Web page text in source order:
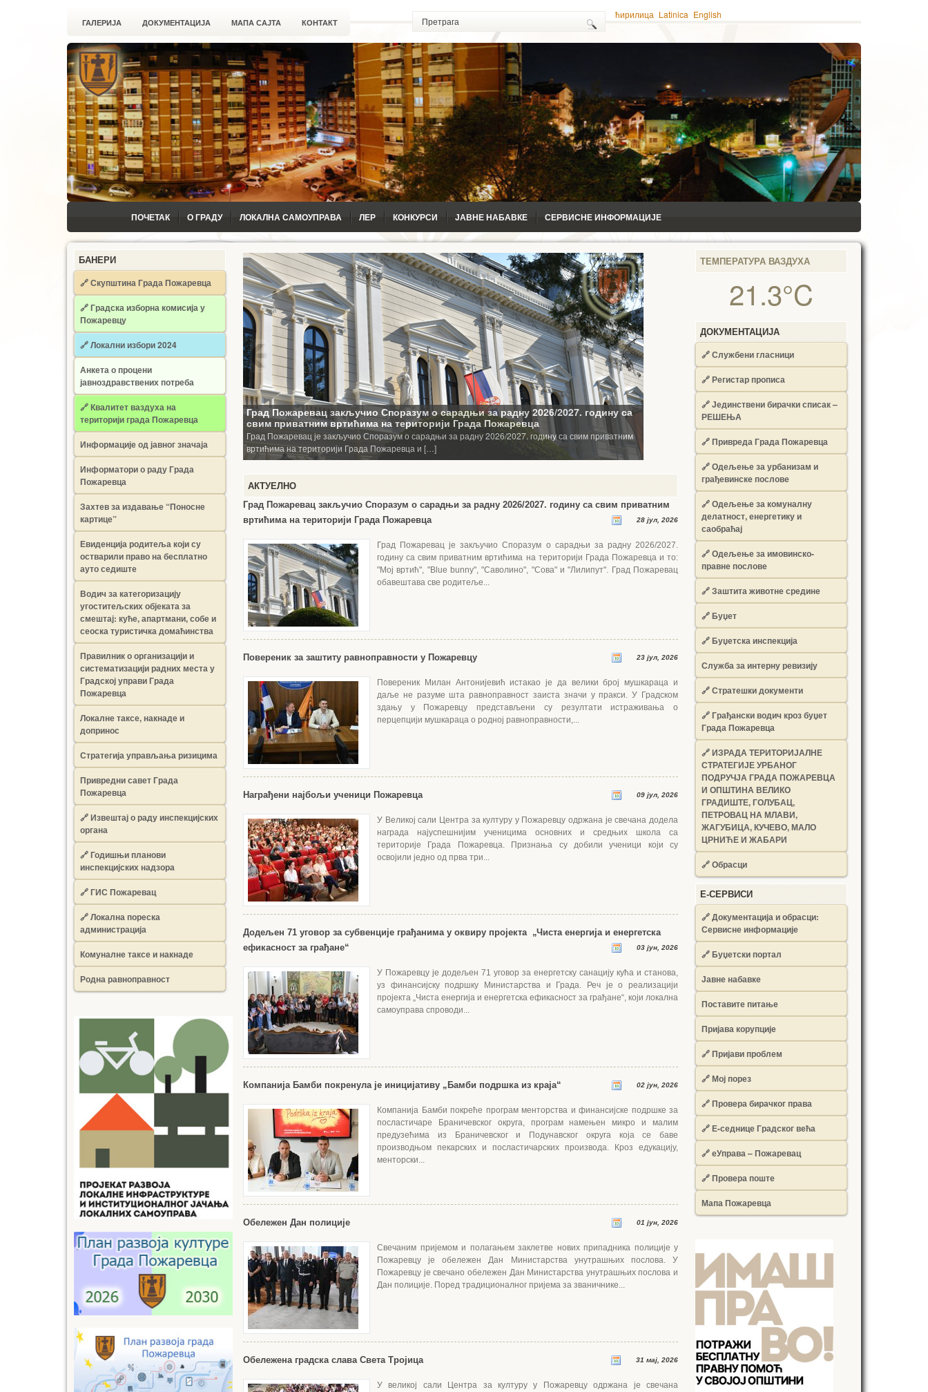
ГАЛЕРИЈА ДОКУМЕНТАЦИЈА МАПА САЈТА КОНТАКТ
ћирилица Latinica English
ПОЧЕТАК О ГРАДУ ЛОКАЛНА САМОУПРАВА ЛЕР КОНКУРСИ ЈАВНЕ НАБАВКЕ СЕРВИСНЕ ИНФОРМАЦИЈЕ
БАНЕРИ
🔗 Скупштина Града Пожаревца
🔗Градска изборна комисија у
Пожаревцу
🔗 Локални избори 2024
Анкета о процени
јавноздравствених потреба
🔗 Квалитет ваздуха на
територији града Пожаревца
Информације од јавног значаја
Информатори о раду Града
Пожаревца
Захтев за издавање “Поносне
картице”
Евиденција родитеља који су
остварили право на бесплатно
ауто седиште
Водич за категоризацију
угоститељских објеката за
смештај: куће, апартмани, собе и
сеоска туристичка домаћинства
Правилник о организацији и
систематизацији радних места у
Градској управи Града
Пожаревца
Локалне таксе, накнаде и
допринос
Стратегија управљања ризицима
Привредни савет Града
Пожаревца
🔗Извештај о раду инспекцијских
органа
🔗Годишњи планови
инспекцијских надзора
🔗 ГИС Пожаревац
🔗 Локална пореска
администрација
Комуналне таксе и накнаде
Родна равноправност
Град Пожаревац закључио Споразум о сарадњи за радну 2026/2027. годину са
свим приватним вртићима на територији Града Пожаревца
Град Пожаревац је закључио Споразум о сарадњи за радну 2026/2027. годину са свим приватним
вртићима на територији Града Пожаревца и […]
АКТУЕЛНО
Град Пожаревац закључио Споразум о сарадњи за радну 2026/2027. годину са свим приватним
вртићима на територији Града Пожаревца
28 јул, 2026
Град Пожаревац је закључио Споразум о сарадњи за радну 2026/2027.
годину са свим приватним вртићима на територији Града Пожаревца и то:
"Мој вртић", "Blue bunny", "Саволино", "Сова" и "Лилипут". Град Пожаревац
обавештава све родитеље...
Повереник за заштиту равноправности у Пожаревцу 23 јул, 2026
Повереник Милан Антонијевић истакао је да велики број мушкараца и
даље не разуме шта равноправност заиста значи у пракси. У Градском
здању у Пожаревцу представљени су резултати истраживања о
перцепцији мушкараца о родној равноправности,...
Награђени најбољи ученици Пожаревца 09 јул, 2026
У Великој сали Центра за културу у Пожаревцу одржана је свечана додела
награда најуспешнијим ученицима основних и средњих школа са
територије Града Пожаревца. Признања су добили ученици који су
освојили једно од прва три...
Додељен 71 уговор за субвенције грађанима у оквиру пројекта „Чиста енергија и енергетска
ефикасност за грађане“
03 јун, 2026
У Пожаревцу је додељен 71 уговор за енергетску санацију кућа и станова,
уз финансијску подршку Министарства и Града. Реч је о реализацији
пројекта „Чиста енергија и енергетска ефикасност за грађане“, који локална
самоуправа спроводи...
Компанија Бамби покренула је иницијативу „Бамби подршка из краја“ 02 јун, 2026
Компанија Бамби покреће програм менторства и финансијске подршке за
посластичаре Браничевског округа, програм намењен микро и малим
предузећима из Браничевског и Подунавског округа која се баве
производњом пекарских и посластичарских производа. Кроз едукацију,
менторски...
Обележен Дан полиције 01 јун, 2026
Свечаним пријемом и полагањем заклетве нових припадника полиције у
Пожаревцу је обележен Дан Министарства унутрашњих послова. У
Пожаревцу је свечано обележен Дан Министарства унутрашњих послова и
Дан полиције. Поред традиционалног пријема за званичнике...
Обележена градска слава Света Тројица 31 мај, 2026
У великој сали Центра за културу у Пожаревцу одржана је свечана
ТЕМПЕРАТУРА ВАЗДУХА
21.3°C
ДОКУМЕНТАЦИЈА
🔗Службени гласници
🔗Регистар прописа
🔗Јединствени бирачки списак –
РЕШЕЊА
🔗Привреда Града Пожаревца
🔗Одељење за урбанизам и
грађевинске послове
🔗Одељење за комуналну
делатност, енергетику и
саобраћај
🔗Одељење за имовинско-
правне послове
🔗Заштита животне средине
🔗Буџет
🔗Буџетска инспекција
Служба за интерну ревизију
🔗Стратешки документи
🔗Грађански водич кроз буџет
Града Пожаревца
🔗ИЗРАДА ТЕРИТОРИЈАЛНЕ
СТРАТЕГИЈЕ УРБАНОГ
ПОДРУЧЈА ГРАДА ПОЖАРЕВЦА
И ОПШТИНА ВЕЛИКО
ГРАДИШТЕ, ГОЛУБАЦ,
ПЕТРОВАЦ НА МЛАВИ,
ЖАГУБИЦА, КУЧЕВО, МАЛО
ЦРНИЋЕ И ЖАБАРИ
🔗Обрасци
Е-СЕРВИСИ
🔗 Документација и обрасци:
Сервисне информације
🔗 Буџетски портал
Јавне набавке
Поставите питање
Пријава корупције
🔗 Пријави проблем
🔗 Мој порез
🔗 Провера бирачког права
🔗 Е-седнице Градског већа
🔗 еУправа – Пожаревац
🔗 Провера поште
Мапа Пожаревца